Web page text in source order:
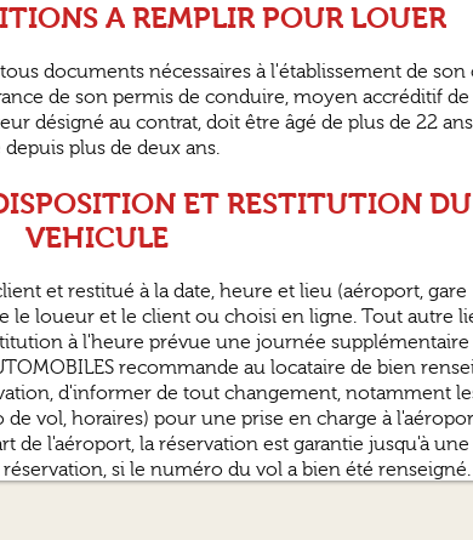
A REMPLIR POUR LOUER
documents nécessaires à l'établissement de son
de son permis de conduire, moyen accréditif de
désigné au contrat, doit être âgé de plus de 22
plus de deux ans.
ET RESTITUTION DU
VEHICULE
et restitué à la date, heure et lieu (aéroport, gare
le loueur et le client ou choisi en ligne. Tout autre
à l'heure prévue une journée supplémentaire
recommande au locataire de bien
d'informer de tout changement, notamment
vol, horaires) pour une prise en charge à
de l'aéroport, la réservation est garantie jusqu'à
si le numéro du vol a bien été renseigné.